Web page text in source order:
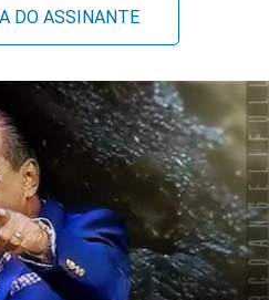
DO ASSINANTE